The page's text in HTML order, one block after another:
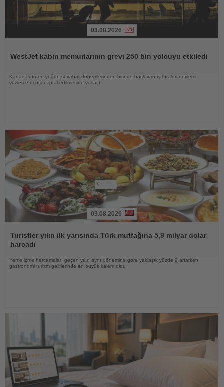
03.08.2026
WestJet kabin memurlarının grevi 250 bin yolcuyu etkiledi
Kanada'nın en yoğun seyahat dönemlerinden birinde başlayan iş bırakma eylemi
yüzlerce uçuşun iptal edilmesine yol açtı
Oku
03.08.2026
Turistler yılın ilk yarısında Türk mutfağına 5,9 milyar dolar
harcadı
Yeme içme harcamaları geçen yılın aynı dönemine göre yaklaşık yüzde 9 artarken
gastronomi turizm gelirlerinde en büyük kalem oldu